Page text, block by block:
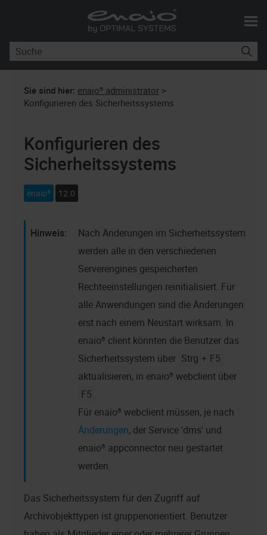
Skip To Main Content
Sie sind hier: enaio® administrator >
Konfigurieren des Sicherheitssystems
Konfigurieren des
Sicherheitssystems
enaio® 12.0
Nach Änderungen im Sicherheitssystem
werden alle in den verschiedenen
Serverengines gespeicherten
Rechteeinstellungen reinitialisiert. Für
alle Anwendungen sind die Änderungen
erst nach einem Neustart wirksam. In
enaio® client könnten die Benutzer das
Sicherheitssystem über Strg + F5
aktualisieren, in enaio® webclient über
F5 .
Für enaio® webclient müssen, je nach
Änderungen, der Service 'dms' und
enaio® appconnector neu gestartet
werden.
Das Sicherheitssystem für den Zugriff auf
Archivobjekttypen ist gruppenorientiert. Benutzer